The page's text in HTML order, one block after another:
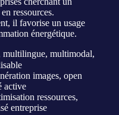
ressources.
il favorise un usage
énergétique.
multilingue, multimodal,
images, open
active
ressources,
entreprise